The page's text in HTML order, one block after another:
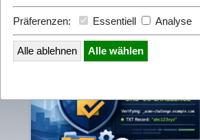
Präferenzen: Essentiell Analyse
Alle ablehnen Alle wählen